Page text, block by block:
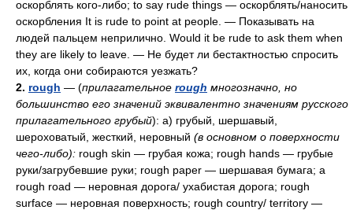
оскорблять кого-либо; to say rude things — оскорблять/наносить
оскорбления It is rude to point at people. — Показывать на
людей пальцем неприлично. Would it be rude to ask them when
they are likely to leave. — He будет ли бестактностью спросить
их, когда они собираются уезжать?
2. rough — (прилагательное rough многозначно, но
большинство его значений эквивалентно значениям русского
прилагательного грубый): a) грубый, шершавый,
шероховатый, жесткий, неровный (в основном о поверхности
чего-либо): rough skin — грубая кожа; rough hands — грубые
руки/загрубевшие руки; rough paper — шершавая бумага; a
rough road — неровная дорога/ ухабистая дорога; rough
surface — неровная поверхность; rough country/ territory —